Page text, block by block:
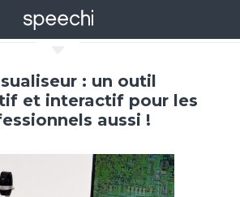
: un outil
et interactif pour les
aussi !